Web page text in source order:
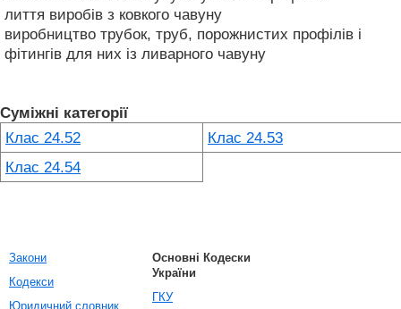
лиття виробів з ковкого чавуну
виробництво трубок, труб, порожнистих профілів і
фітингів для них із ливарного чавуну
Суміжні категорії
Клас 24.52
Клас 24.53
Клас 24.54
Закони
Кодекси
Юридичний словник
Основні Кодески
України
ГКУ